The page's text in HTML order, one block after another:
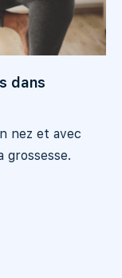
dans
nez et avec
grossesse.